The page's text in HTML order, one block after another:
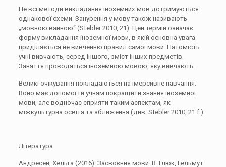
Не всі методи викладання іноземних мов дотримуються
однакової схеми. Занурення у мову також називають
„мовною ванною“ (Stebler 2010, 21). Цей термін означає
форму викладання іноземної мови, в якій основна увага
приділяється не вивченню правил самої мови. Натомість
учні вивчають, серед іншого, зміст інших предметів.
Заняття проводяться іноземною мовою, яку вивчають.
Великі очікування покладаються на імерсивне навчання.
Воно має допомогти учням покращити знання іноземної
мови, але водночас сприяти таким аспектам, як
міжкультурна освіта та зближення (див. Stebler 2010, 21 f.).
Література
Андресен, Хельга (2016): Засвоєння мови. В: Глюк, Гельмут